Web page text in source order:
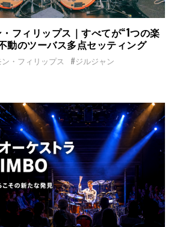
・フィリップス｜すべてが“1つの楽
動のツーバス多点セッティング
・フィリップス
#ジルジャン